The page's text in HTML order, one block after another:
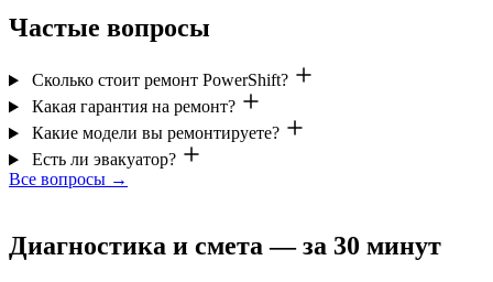
Частые вопросы
Сколько стоит ремонт PowerShift?
Какая гарантия на ремонт?
Какие модели вы ремонтируете?
Есть ли эвакуатор?
Все вопросы →
Диагностика и смета — за 30 минут